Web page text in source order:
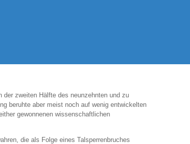
der zweiten Hälfte des neunzehnten und zu
beruhte aber meist noch auf wenig entwickelten
gewonnenen wissenschaftlichen
die als Folge eines Talsperrenbruches